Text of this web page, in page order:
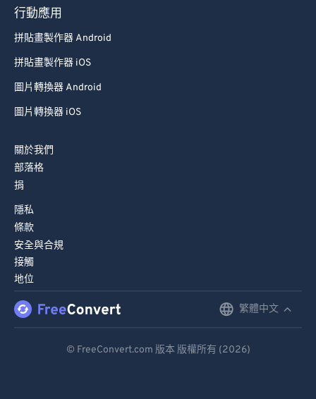
行動應用
拼貼畫製作器 Android
拼貼畫製作器 iOS
圖片轉換器 Android
圖片轉換器 iOS
關於我們
部落格
捐
隱私
條款
安全與合規
接觸
地位
繁體中文
© FreeConvert.com 版本 版權所有 (2026)